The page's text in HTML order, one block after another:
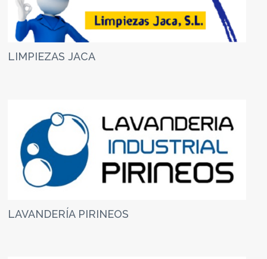
LIMPIEZAS JACA
LAVANDERÍA PIRINEOS